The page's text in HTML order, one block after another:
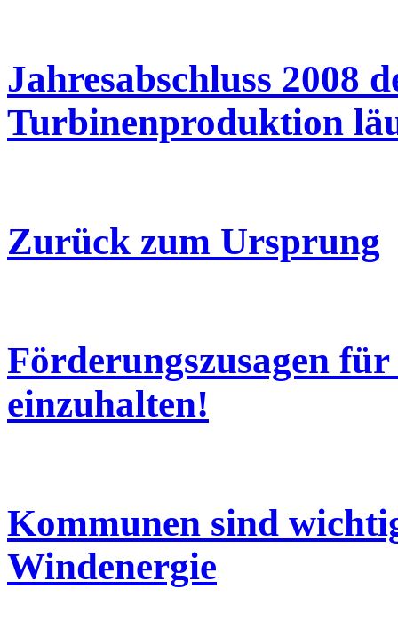
Jahresabschluss 2008
Turbinenproduktion
Zurück zum Ursprung
Förderungszusagen
einzuhalten!
Kommunen sind
Windenergie